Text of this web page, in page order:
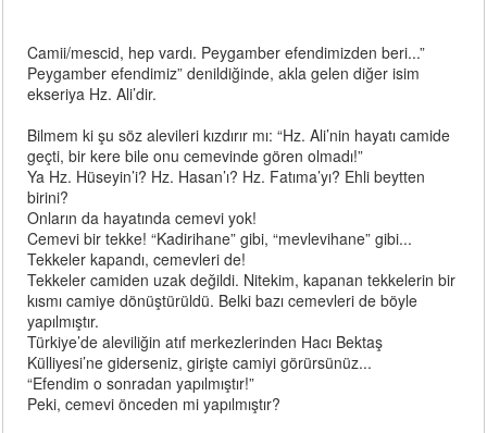
Camii/mescid, hep vardı. Peygamber efendimizden beri...”
Peygamber efendimiz” denildiğinde, akla gelen diğer isim
ekseriya Hz. Ali’dir.
Bilmem ki şu söz alevileri kızdırır mı: “Hz. Ali’nin hayatı camide
geçti, bir kere bile onu cemevinde gören olmadı!”
Ya Hz. Hüseyin’i? Hz. Hasan’ı? Hz. Fatıma’yı? Ehli beytten
birini?
Onların da hayatında cemevi yok!
Cemevi bir tekke! “Kadirihane” gibi, “mevlevihane” gibi...
Tekkeler kapandı, cemevleri de!
Tekkeler camiden uzak değildi. Nitekim, kapanan tekkelerin bir
kısmı camiye dönüştürüldü. Belki bazı cemevleri de böyle
yapılmıştır.
Türkiye’de aleviliğin atıf merkezlerinden Hacı Bektaş
Külliyesi’ne giderseniz, girişte camiyi görürsünüz...
“Efendim o sonradan yapılmıştır!”
Peki, cemevi önceden mi yapılmıştır?